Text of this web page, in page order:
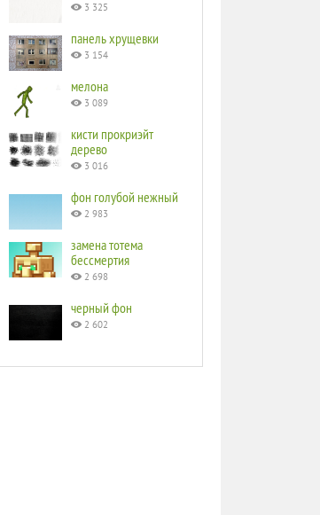
3 325
панель хрущевки
3 154
мелона
3 089
кисти прокриэйт
дерево
3 016
фон голубой нежный
2 983
замена тотема
бессмертия
2 698
черный фон
2 602